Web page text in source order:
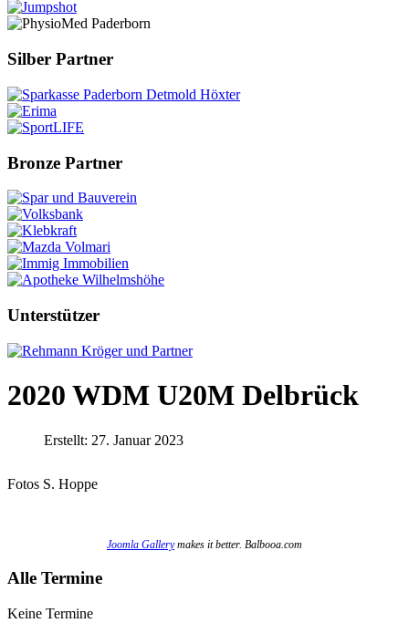
Silber Partner
Bronze Partner
Unterstützer
2020 WDM U20M Delbrück
Erstellt: 27. Januar 2023
Fotos S. Hoppe
Joomla Gallerymakes it better. Balbooa.com
Alle Termine
Keine Termine